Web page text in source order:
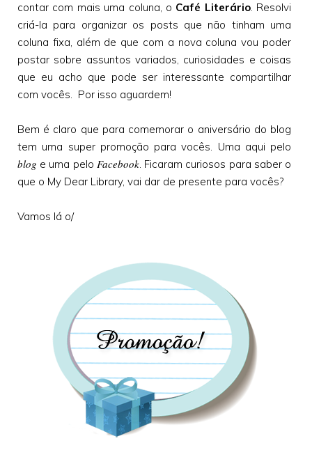
contar com mais uma coluna, o Café Literário. Resolvi
criá-la para organizar os posts que não tinham uma
coluna fixa, além de que com a nova coluna vou poder
postar sobre assuntos variados, curiosidades e coisas
que eu acho que pode ser interessante compartilhar
com vocês. Por isso aguardem!
Bem é claro que para comemorar o aniversário do blog
tem uma super promoção para vocês. Uma aqui pelo
blog e uma pelo Facebook. Ficaram curiosos para saber o
que o My Dear Library, vai dar de presente para vocês?
Vamos lá o/